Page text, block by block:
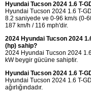
Hyundai Tucson 2024 1.6 T-
Hyundai Tucson 2024 1.6 T-
8.2 saniyede ve 0-96 km/s (0-
187 km/h / 116 mph'dir.
2024 Hyundai Tucson 2024
(hp) sahip?
2024 Hyundai Tucson 2024
kW beygir gücüne sahiptir.
Hyundai Tucson 2024 1.6 T-
Hyundai Tucson 2024 1.6 T-
ağırlığındadır.